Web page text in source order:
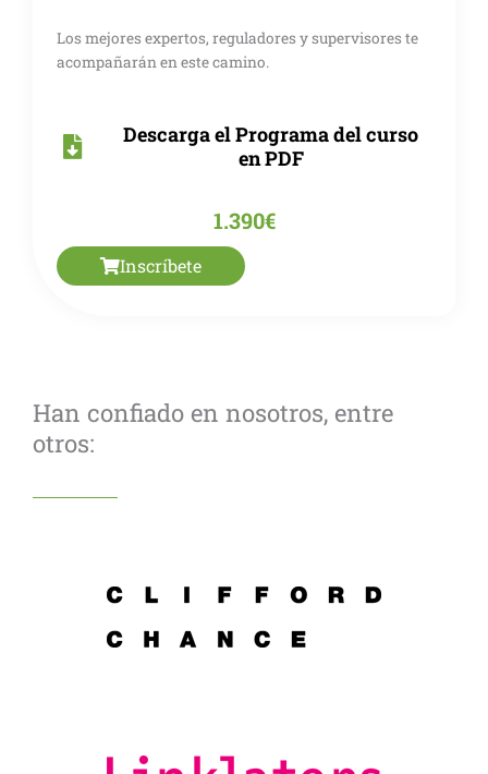
Los mejores expertos, reguladores y supervisores te
acompañarán en este camino.
Descarga el Programa del curso
en PDF
1.390€
Inscríbete
Han confiado en nosotros, entre
otros: